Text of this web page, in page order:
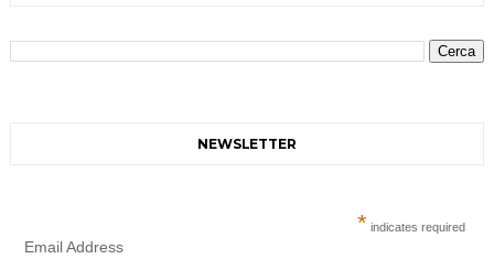
NEWSLETTER
* indicates required
Email Address